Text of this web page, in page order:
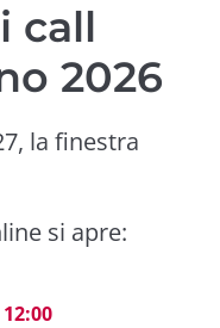
call
2026
la finestra
si apre: